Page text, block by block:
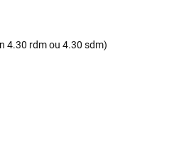
4.30 rdm ou 4.30 sdm)